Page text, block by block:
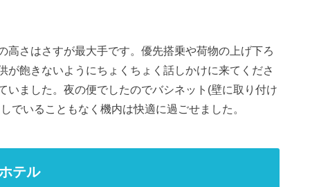
高さはさすが最大手です。優先搭乗や荷物の上げ下ろ
飽きないようにちょくちょく話しかけに来てくださ
いました。夜の便でしたのでバシネット(壁に取り付け
でいることもなく機内は快適に過ごせました。
テル